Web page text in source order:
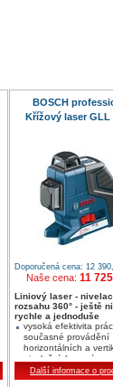
BOSCH
Křížový laser GLL
Doporučená cena: 12
Naše cena: 11
Liniový laser -
rozsahu 360° - ještě
rychle a jednoduše
vysoká efektivita
současné provádění
horizontálních a
nivelačních prací v
prostoru s jediným
velký pracovní
Další informace o